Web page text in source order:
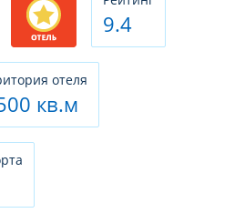
9.4
отеля
кв.м